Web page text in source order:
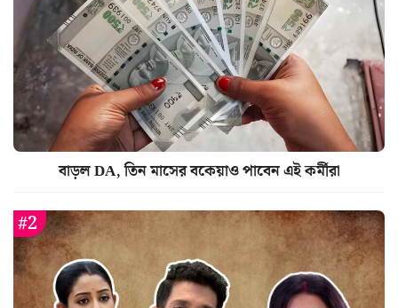
বাড়ল DA, তিন মাসের বকেয়াও পাবেন এই কর্মীরা